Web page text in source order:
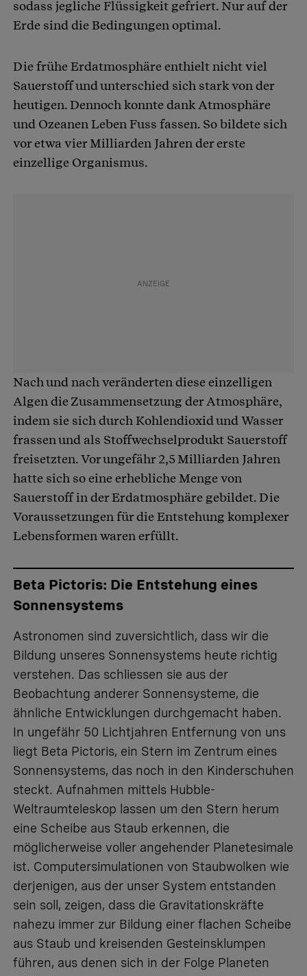
sodass jegliche Flüssigkeit gefriert. Nur auf der
Erde sind die Bedingungen optimal.
Die frühe Erdatmosphäre enthielt nicht viel
Sauerstoff und unterschied sich stark von der
heutigen. Dennoch konnte dank Atmosphäre
und Ozeanen Leben Fuss fassen. So bildete sich
vor etwa vier Milliarden Jahren der erste
einzellige Organismus.
Nach und nach veränderten diese einzelligen
Algen die Zusammensetzung der Atmosphäre,
indem sie sich durch Kohlendioxid und Wasser
frassen und als Stoffwechselprodukt Sauerstoff
freisetzten. Vor ungefähr 2,5 Milliarden Jahren
hatte sich so eine erhebliche Menge von
Sauerstoff in der Erdatmosphäre gebildet. Die
Voraussetzungen für die Entstehung komplexer
Lebensformen waren erfüllt.
Beta Pictoris: Die Entstehung eines
Sonnensystems
Astronomen sind zuversichtlich, dass wir die
Bildung unseres Sonnensystems heute richtig
verstehen. Das schliessen sie aus der
Beobachtung anderer Sonnensysteme, die
ähnliche Entwicklungen durchgemacht haben.
In ungefähr 50 Lichtjahren Entfernung von uns
liegt Beta Pictoris, ein Stern im Zentrum eines
Sonnensystems, das noch in den Kinderschuhen
steckt. Aufnahmen mittels Hubble-
Weltraumteleskop lassen um den Stern herum
eine Scheibe aus Staub erkennen, die
möglicherweise voller angehender Planetesimale
ist. Computersimulationen von Staubwolken wie
derjenigen, aus der unser System entstanden
sein soll, zeigen, dass die Gravitationskräfte
nahezu immer zur Bildung einer flachen Scheibe
aus Staub und kreisenden Gesteinsklumpen
führen, aus denen sich in der Folge Planeten